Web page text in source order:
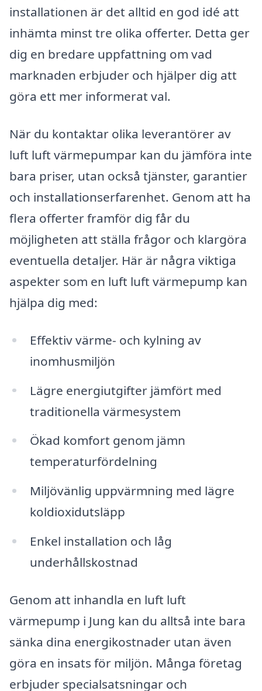
installationen är det alltid en god idé att
inhämta minst tre olika offerter. Detta ger
dig en bredare uppfattning om vad
marknaden erbjuder och hjälper dig att
göra ett mer informerat val.
När du kontaktar olika leverantörer av
luft luft värmepumpar kan du jämföra inte
bara priser, utan också tjänster, garantier
och installationserfarenhet. Genom att ha
flera offerter framför dig får du
möjligheten att ställa frågor och klargöra
eventuella detaljer. Här är några viktiga
aspekter som en luft luft värmepump kan
hjälpa dig med:
Effektiv värme- och kylning av
inomhusmiljön
Lägre energiutgifter jämfört med
traditionella värmesystem
Ökad komfort genom jämn
temperaturfördelning
Miljövänlig uppvärmning med lägre
koldioxidutsläpp
Enkel installation och låg
underhållskostnad
Genom att inhandla en luft luft
värmepump i Jung kan du alltså inte bara
sänka dina energikostnader utan även
göra en insats för miljön. Många företag
erbjuder specialsatsningar och